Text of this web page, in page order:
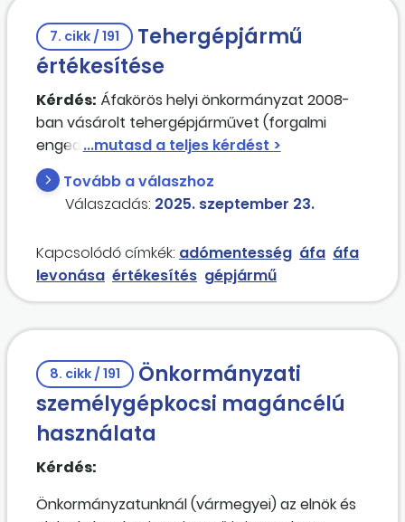
7. cikk / 191
Tehergépjármű
értékesítése
Kérdés: Áfakörös helyi önkormányzat 2008-
ban vásárolt tehergépjárművet (forgalmi
engedélyben N1). Beszerzéskor az áfatartalom
nem került levonásra. Most, 2025-ben értékesíti
a tehergépjárművet. Értékesítheti-e
áfamentesen, tekintettel arra, hogy 2008-ban
mindenképpen áfás az ügylet?
Tovább a válaszhoz
Válaszadás: 2025. szeptember 23.
Kapcsolódó címkék: adómentesség áfa áfa
levonása értékesítés gépjármű
8. cikk / 191
Önkormányzati
személygépkocsi magáncélú
használata
Kérdés:
Önkormányzatunknál (vármegyei) az elnök és